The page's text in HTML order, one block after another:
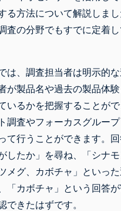
る方法について解説しま
査の分野でもすでに定着し
は、調査担当者は明示的
が製品名や過去の製品体
いるかを把握することがで
調査やフォーカスグルー
て行うことができます。
したか」を尋ね、「シナ
メグ、カボチャ」といっ
「カボチャ」という回答
できたはずです。